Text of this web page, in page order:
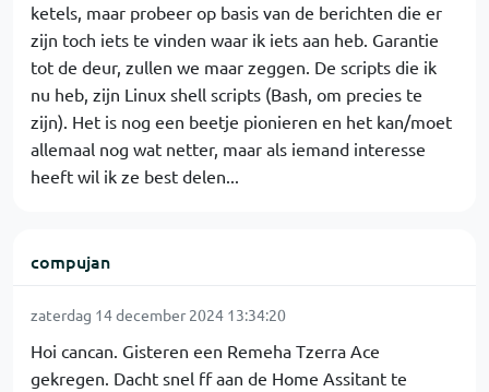
ketels, maar probeer op basis van de berichten die er
zijn toch iets te vinden waar ik iets aan heb. Garantie
tot de deur, zullen we maar zeggen. De scripts die ik
nu heb, zijn Linux shell scripts (Bash, om precies te
zijn). Het is nog een beetje pionieren en het kan/moet
allemaal nog wat netter, maar als iemand interesse
heeft wil ik ze best delen...
compujan
zaterdag 14 december 2024 13:34:20
Hoi cancan. Gisteren een Remeha Tzerra Ace
gekregen. Dacht snel ff aan de Home Assitant te